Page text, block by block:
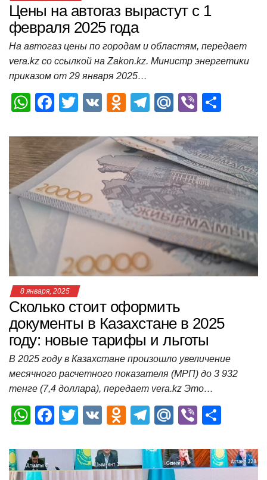
Цены на автогаз вырастут с 1
февраля 2025 года
На автогаз цены по городам и областям, передает
vera.kz со ссылкой на Zakon.kz. Министр энергетики
приказом от 29 января 2025…
W
at
s
A
p
p
F
c
e
b
o
o
k
T
tt
er
V
O
n
o
kl
a
ss
ni
ki
T
e
gr
a
m
M
.R
u
Vi
er п
р
а
в
и
т
ь
8 января, 2025
Сколько стоит оформить
документы в Казахстане в 2025
году: новые тарифы и льготы
В 2025 году в Казахстане произошло увеличение
месячного расчетного показателя (МРП) до 3 932
тенге (7,4 доллара), передает vera.kz Это…
W
at
s
F
c
e
T
tt
er
V
O
n
o
T
e
gr
M
.R
u
Vi
er п
р